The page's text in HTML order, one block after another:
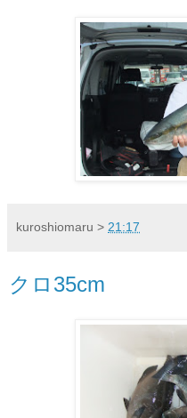
kuroshiomaru > 21:17
クロ35cm